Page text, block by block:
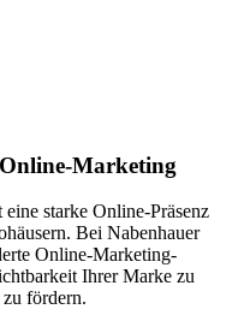
Marketing
starke Online-Präsenz
Bei Nabenhauer
Online-Marketing-
Ihrer Marke zu
fördern.